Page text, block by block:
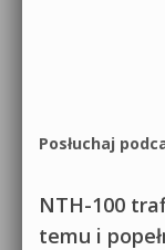
Posłuchaj
NTH-100
temu i